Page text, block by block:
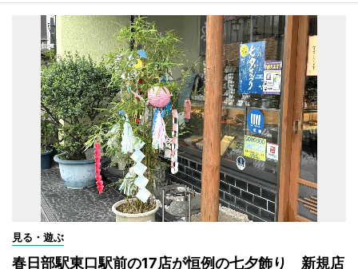
見る・遊ぶ
春日部駅東口駅前の17店が恒例の七夕飾り 新規店